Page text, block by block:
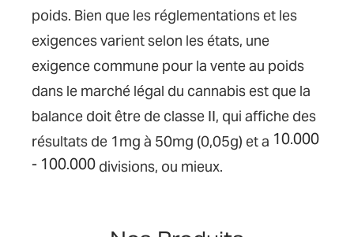
poids. Bien que les réglementations et les
exigences varient selon les états, une
exigence commune pour la vente au poids
dans le marché légal du cannabis est que la
balance doit être de classe II, qui affiche des
résultats de 1mg à 50mg (0,05g) et a 10.000
- 100.000 divisions, ou mieux.